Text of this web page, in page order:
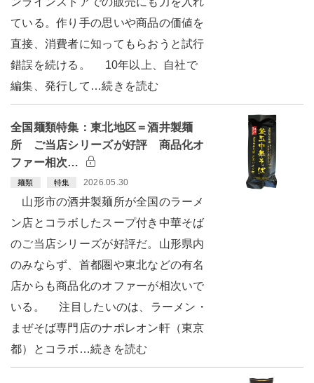
ている。作り手の思いや商品の価値を
直接、消費者に知ってもらおうと試行
錯誤を続ける。 10年以上、自社で
編集、発行して…続きを読む
全国麺類特集：東北地区＝酒井製麺
所 ご当店シリーズが好評 商品化オ
ファー相次…
麺類 特集 2026.05.30
山形市の酒井製麺所が全国のラーメ
ン店とコラボしたスープ付き中華そば
のご当店シリーズが好評だ。山形県内
のみならず、首都圏や東北などの有名
店からも商品化のオファーが相次いで
いる。 注目したいのは、ラーメン・
まぜそば専門店のナポレオン軒（東京
都）とコラボ…続きを読む